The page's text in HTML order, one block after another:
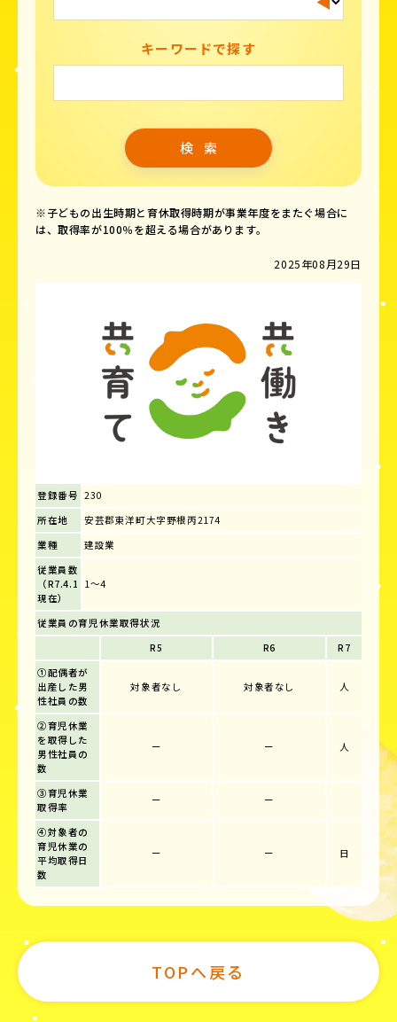
キーワードで探す
※子どもの出生時期と育休取得時期が事業年度をまたぐ場合に
は、取得率が100％を超える場合があります。
2025年08月29日
登録番号 230
所在地
安芸郡東洋町大字野根丙2174
業種
建設業
従業員数
（R7.4.1
現在）
1～4
従業員の育児休業取得状況
R5
R6
R7
①配偶者が
出産した男
性社員の数
対象者なし 対象者なし 人
②育児休業
を取得した
男性社員の
数
ー ー 人
③育児休業
取得率
ー ー
④対象者の
育児休業の
平均取得日
数
ー ー 日
TOPへ戻る